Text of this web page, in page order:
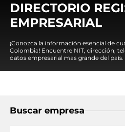
DIRECTORIO
EMPRESARIAL
¡Conozca la información esencial de
Colombia! Encuentre NIT, dirección,
datos empresarial mas grande del país.
Buscar empresa